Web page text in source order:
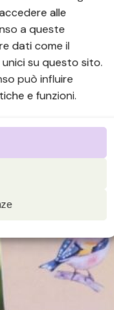
alle
a queste
dati come il
su questo sito.
può influire
e funzioni.